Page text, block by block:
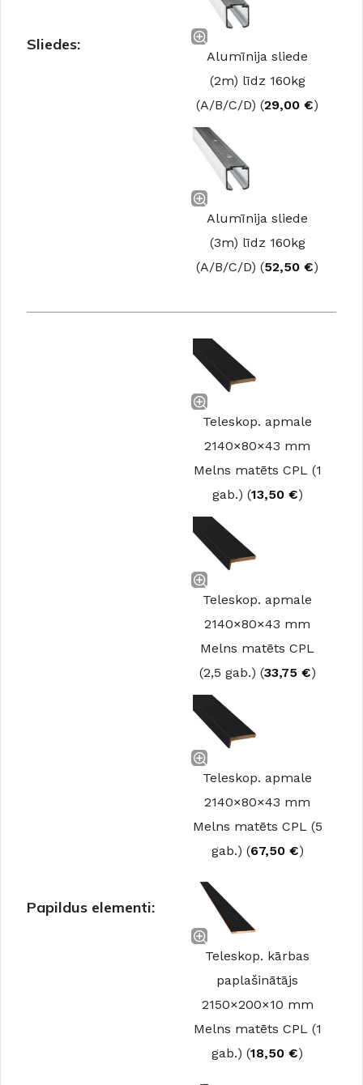
Sliedes:
Alumīnija sliede
(2m) līdz 160kg
(A/B/C/D) (29,00 €)
Alumīnija sliede
(3m) līdz 160kg
(A/B/C/D) (52,50 €)
Papildus elementi:
Teleskop. apmale
2140×80×43 mm
Melns matēts CPL (1
gab.) (13,50 €)
Teleskop. apmale
2140×80×43 mm
Melns matēts CPL
(2,5 gab.) (33,75 €)
Teleskop. apmale
2140×80×43 mm
Melns matēts CPL (5
gab.) (67,50 €)
Teleskop. kārbas
paplašinātājs
2150×200×10 mm
Melns matēts CPL (1
gab.) (18,50 €)